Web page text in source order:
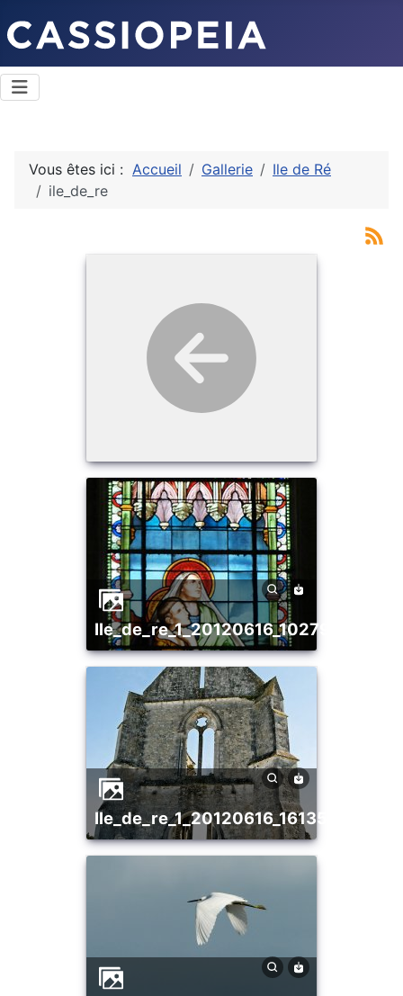
Vous êtes ici : Accueil Gallerie
Ile de Ré
ile_de_re
ile_de_re_1_20120616_1027909565
ile_de_re_1_20120616_1613559441